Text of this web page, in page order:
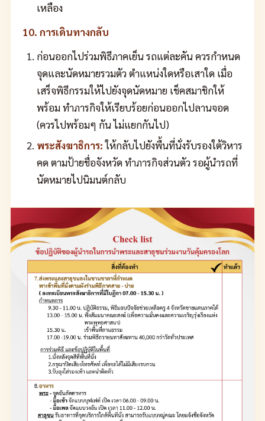
เหลือง
10. การเดินทางกลับ
ก่อนออกไปร่วมพิธีภาคเย็น รถแต่ละคัน ควรกำหนด
จุดและนัดหมายรวมตัว ตำแหน่งใดหรือเสาใด เมื่อ
เสร็จพิธีกรรมให้ไปยังจุดนัดหมาย เช็คสมาชิกให้
พร้อม ทำภารกิจให้เรียบร้อยก่อนออกไปลานจอด
(ควรไปพร้อมๆ กัน ไม่แยกกันไป)
พระสังฆาธิการ:ให้กลับไปยังพื้นที่นั่งรับรองใต้วิหาร
คด ตามป้ายชื่อจังหวัด ทำภารกิจส่วนตัว รอผู้นำรถที่
นัดหมายไปนิมนต์กลับ